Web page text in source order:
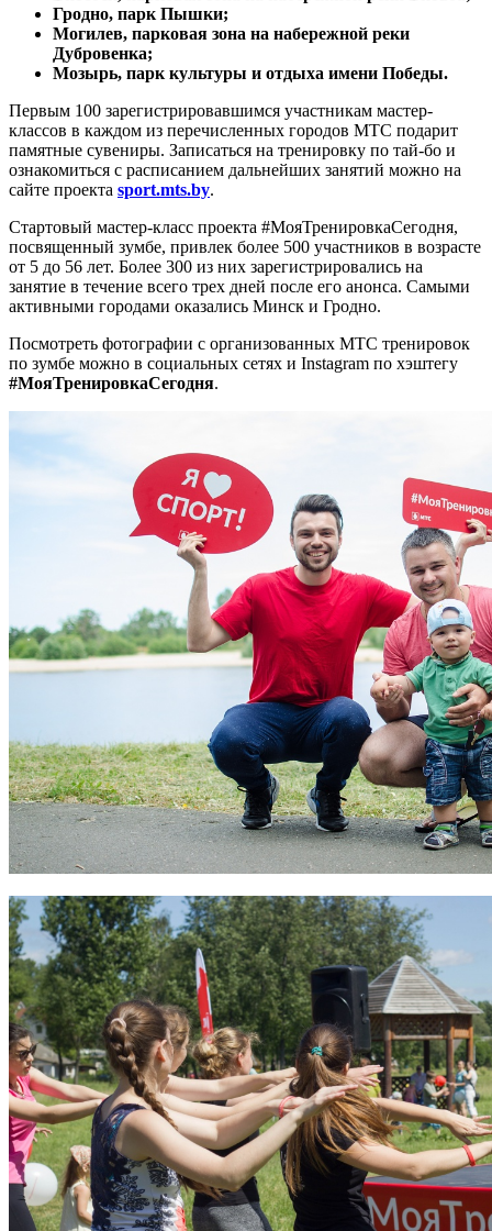
Гродно, парк Пышки;
Могилев, парковая зона на набережной реки
Дубровенка;
Мозырь, парк культуры и отдыха имени Победы.
Первым 100 зарегистрировавшимся участникам мастер-
классов в каждом из перечисленных городов МТС подарит
памятные сувениры. Записаться на тренировку по тай-бо и
ознакомиться с расписанием дальнейших занятий можно на
сайте проекта sport.mts.by.
Стартовый мастер-класс проекта #МояТренировкаСегодня,
посвященный зумбе, привлек более 500 участников в возрасте
от 5 до 56 лет. Более 300 из них зарегистрировались на
занятие в течение всего трех дней после его анонса. Самыми
активными городами оказались Минск и Гродно.
Посмотреть фотографии с организованных МТС тренировок
по зумбе можно в социальных сетях и Instagram по хэштегу
#МояТренировкаСегодня.